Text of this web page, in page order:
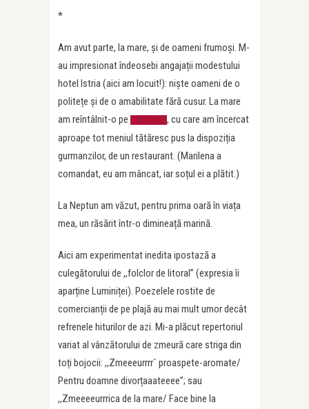
*
Am avut parte, la mare, și de oameni frumoși. M-
au impresionat îndeosebi angajații modestului
hotel Istria (aici am locuit!): niște oameni de o
politețe și de o amabilitate fără cusur. La mare
am reîntâlnit-o pe
, cu care am încercat
aproape tot meniul tătăresc pus la dispoziția
gurmanzilor, de un restaurant. (Marilena a
comandat, eu am mâncat, iar soțul ei a plătit.)
La Neptun am văzut, pentru prima oară în viața
mea, un răsărit într-o dimineață marină.
Aici am experimentat inedita ipostază a
culegătorului de ,,folclor de litoral” (expresia îi
aparține Luminiței). Poezelele rostite de
comercianții de pe plajă au mai mult umor decât
refrenele hiturilor de azi. Mi-a plăcut repertoriul
variat al vânzătorului de zmeură care striga din
toți bojocii: ,,Zmeeeurrrr´ proaspete-aromate/
Pentru doamne divorțaaateeee”; sau
,,Zmeeeeurrrica de la mare/ Face bine la